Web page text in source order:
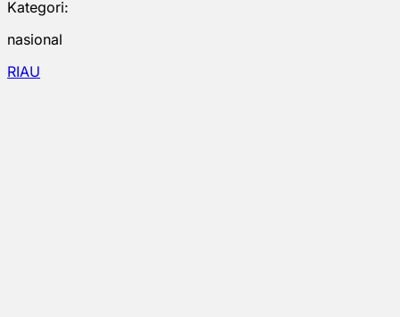
Kategori:
nasional
RIAU